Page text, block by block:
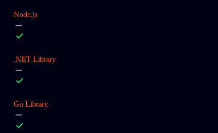
Node.js
.NET Library
Go Library